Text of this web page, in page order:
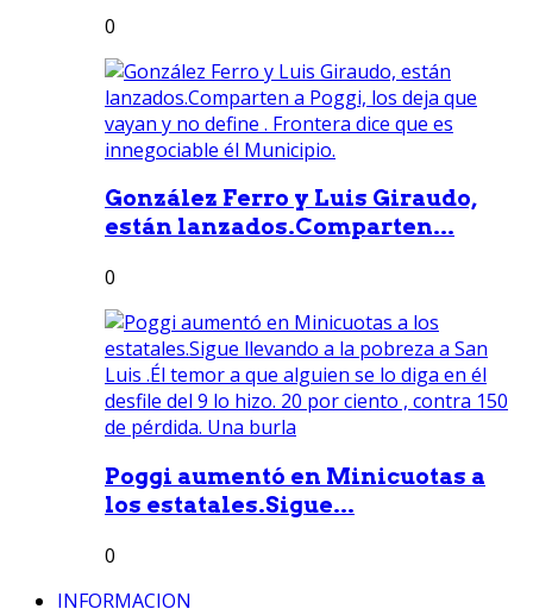
0
González Ferro y Luis Giraudo,
están lanzados.Comparten...
0
Poggi aumentó en Minicuotas a
los estatales.Sigue...
0
INFORMACION